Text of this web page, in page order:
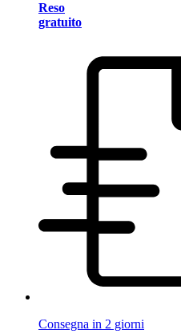
Reso
gratuito
Consegna in 2 giorni